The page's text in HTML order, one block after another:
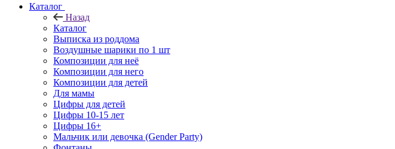
Каталог
Назад
Каталог
Выписка из роддома
Воздушные шарики по 1 шт
Композиции для неё
Композиции для него
Композиции для детей
Для мамы
Цифры для детей
Цифры 10-15 лет
Цифры 16+
Мальчик или девочка (Gender Party)